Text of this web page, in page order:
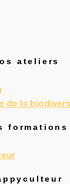
ateliers
de la
formations